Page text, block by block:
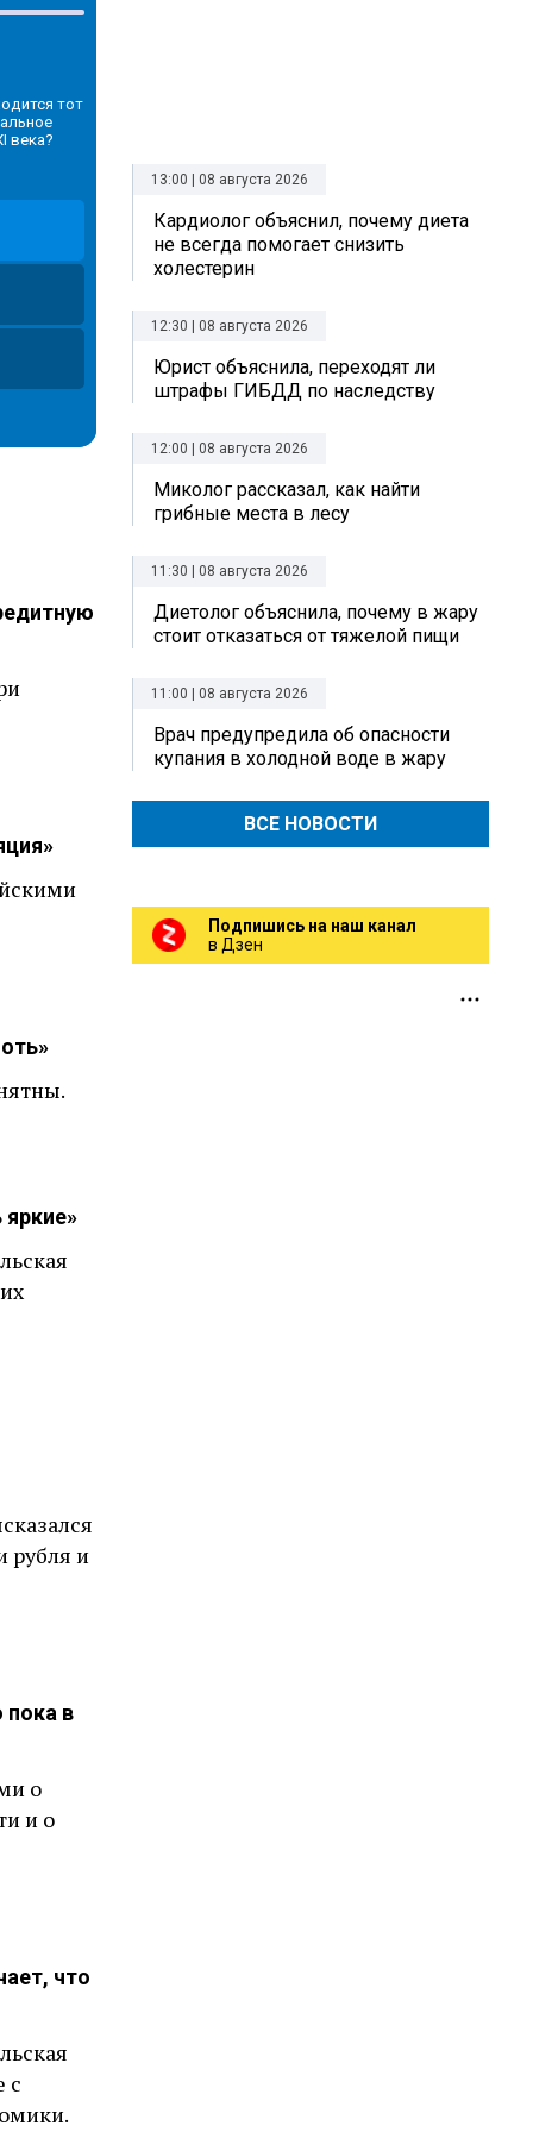
тот
века?
рубля и
пока в
о
и о
что
с
13:00 | 08 августа 2026
Кардиолог объяснил, почему диета
не всегда помогает снизить
холестерин
12:30 | 08 августа 2026
Юрист объяснила, переходят ли
штрафы ГИБДД по наследству
12:00 | 08 августа 2026
Миколог рассказал, как найти
грибные места в лесу
11:30 | 08 августа 2026
Диетолог объяснила, почему в жару
стоит отказаться от тяжелой пищи
11:00 | 08 августа 2026
Врач предупредила об опасности
купания в холодной воде в жару
ВСЕ НОВОСТИ
Подпишись на наш канал
в Дзен